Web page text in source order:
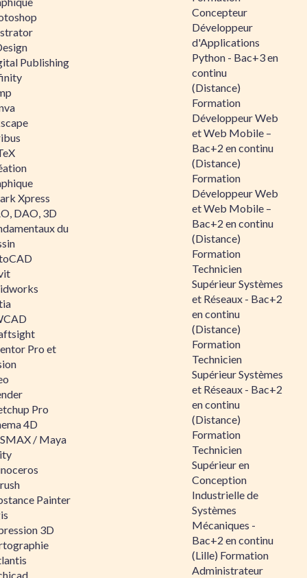
Publishing
Xpress
DAO, 3D
du
Pro et
Pro
4D
/ Maya
Painter
3D
Concepteur
Développeur
d'Applications
Python - Bac+3 en
continu
(Distance)
Formation
Développeur Web
et Web Mobile –
Bac+2 en continu
(Distance)
Formation
Développeur Web
et Web Mobile –
Bac+2 en continu
(Distance)
Formation
Technicien
Supérieur Systèmes
et Réseaux - Bac+2
en continu
(Distance)
Formation
Technicien
Supérieur Systèmes
et Réseaux - Bac+2
en continu
(Distance)
Formation
Technicien
Supérieur en
Conception
Industrielle de
Systèmes
Mécaniques -
Bac+2 en continu
(Lille) Formation
Administrateur